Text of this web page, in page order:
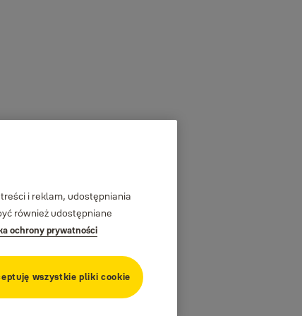
i reklam, udostępniania
również udostępniane
ochrony prywatności
wszystkie pliki cookie